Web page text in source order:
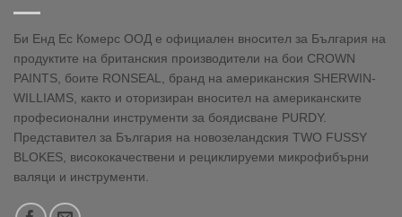
Би Енд Ес Комерс ООД е официален вносител за България на
продуктите на британския производители на бои CROWN
PAINTS, боите RONSEAL, бранд на американския SHERWIN-
WILLIAMS, както и оторизиран вносител на американските
професионални инструменти за боядисване PURDY.
Представител за България на новозеландския TWO FUSSY
BLOKES, висококачествени и рециклируеми микрофибърни
валяци и инструменти.